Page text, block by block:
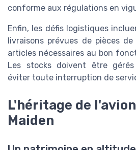
conforme aux régulations en
Enfin, les défis logistiques
livraisons prévues de pièces
articles nécessaires au bon
Les stocks doivent être
éviter toute interruption de
L'héritage de
Maiden